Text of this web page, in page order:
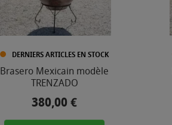
DERNIERS ARTICLES EN STOCK
Brasero Mexicain modèle
TRENZADO
Prix
380,00 €